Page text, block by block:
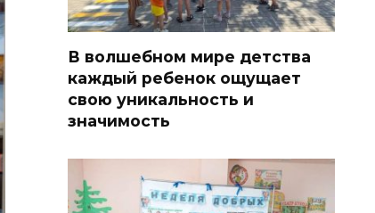
В волшебном мире детства
каждый ребенок ощущает
свою уникальность и
значимость